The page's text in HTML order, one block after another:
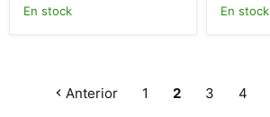
En stock En stock
Anterior 1 2 3 4